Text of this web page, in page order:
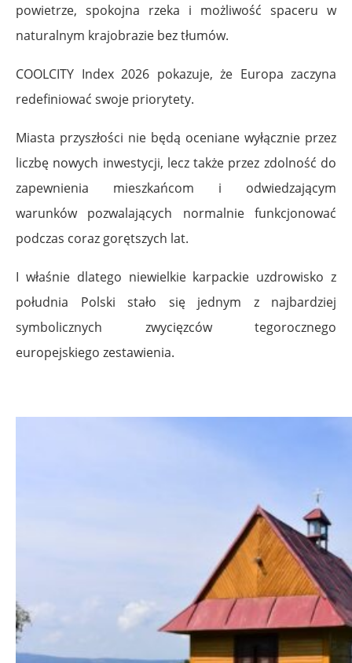
powietrze, spokojna rzeka i możliwość spaceru w
naturalnym krajobrazie bez tłumów.
COOLCITY Index 2026 pokazuje, że Europa zaczyna
redefiniować swoje priorytety.
Miasta przyszłości nie będą oceniane wyłącznie przez
liczbę nowych inwestycji, lecz także przez zdolność do
zapewnienia mieszkańcom i odwiedzającym
warunków pozwalających normalnie funkcjonować
podczas coraz gorętszych lat.
I właśnie dlatego niewielkie karpackie uzdrowisko z
południa Polski stało się jednym z najbardziej
symbolicznych zwycięzców tegorocznego
europejskiego zestawienia.